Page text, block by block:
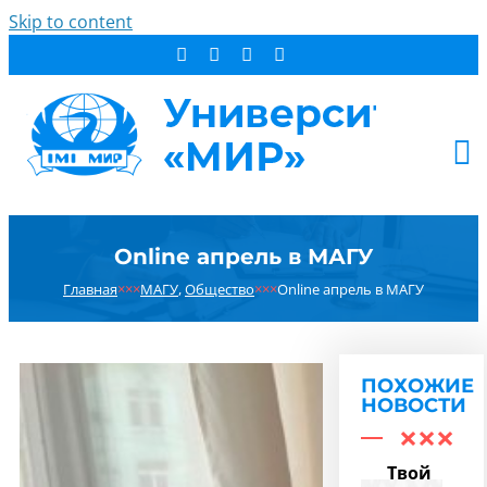
Skip to content
ДОПОБРАЗОВАНИЕ
НОВОСТИ
РЕЗУЛЬТАТ ПОИСКА:
Online апрель в МАГУ
Главная×××МАГУ,Общество×××Online апрель в МАГУ
ПОХОЖИЕ
НОВОСТИ
Твой